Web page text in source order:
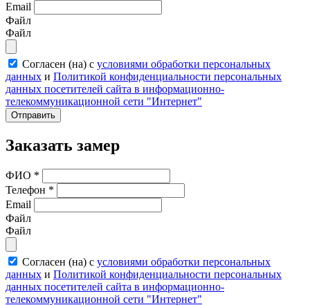
Email
Файл
Файл
Согласен (на) с условиями обработки персональных
данных и Политикой конфиденциальности персональных
данных посетителей сайта в информационно-
телекоммуникационной сети "Интернет"
Отправить
Заказать замер
ФИО *
Телефон *
Email
Файл
Файл
Согласен (на) с условиями обработки персональных
данных и Политикой конфиденциальности персональных
данных посетителей сайта в информационно-
телекоммуникационной сети "Интернет"